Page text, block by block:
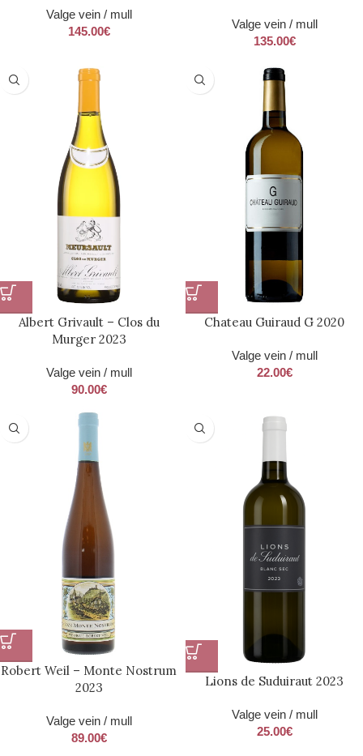
Valge vein / mull
145.00€
Valge vein / mull
135.00€
Albert Grivault – Clos du
Murger 2023
Valge vein / mull
90.00€
Chateau Guiraud G 2020
Valge vein / mull
22.00€
Robert Weil – Monte Nostrum
2023
Valge vein / mull
89.00€
Lions de Suduiraut 2023
Valge vein / mull
25.00€